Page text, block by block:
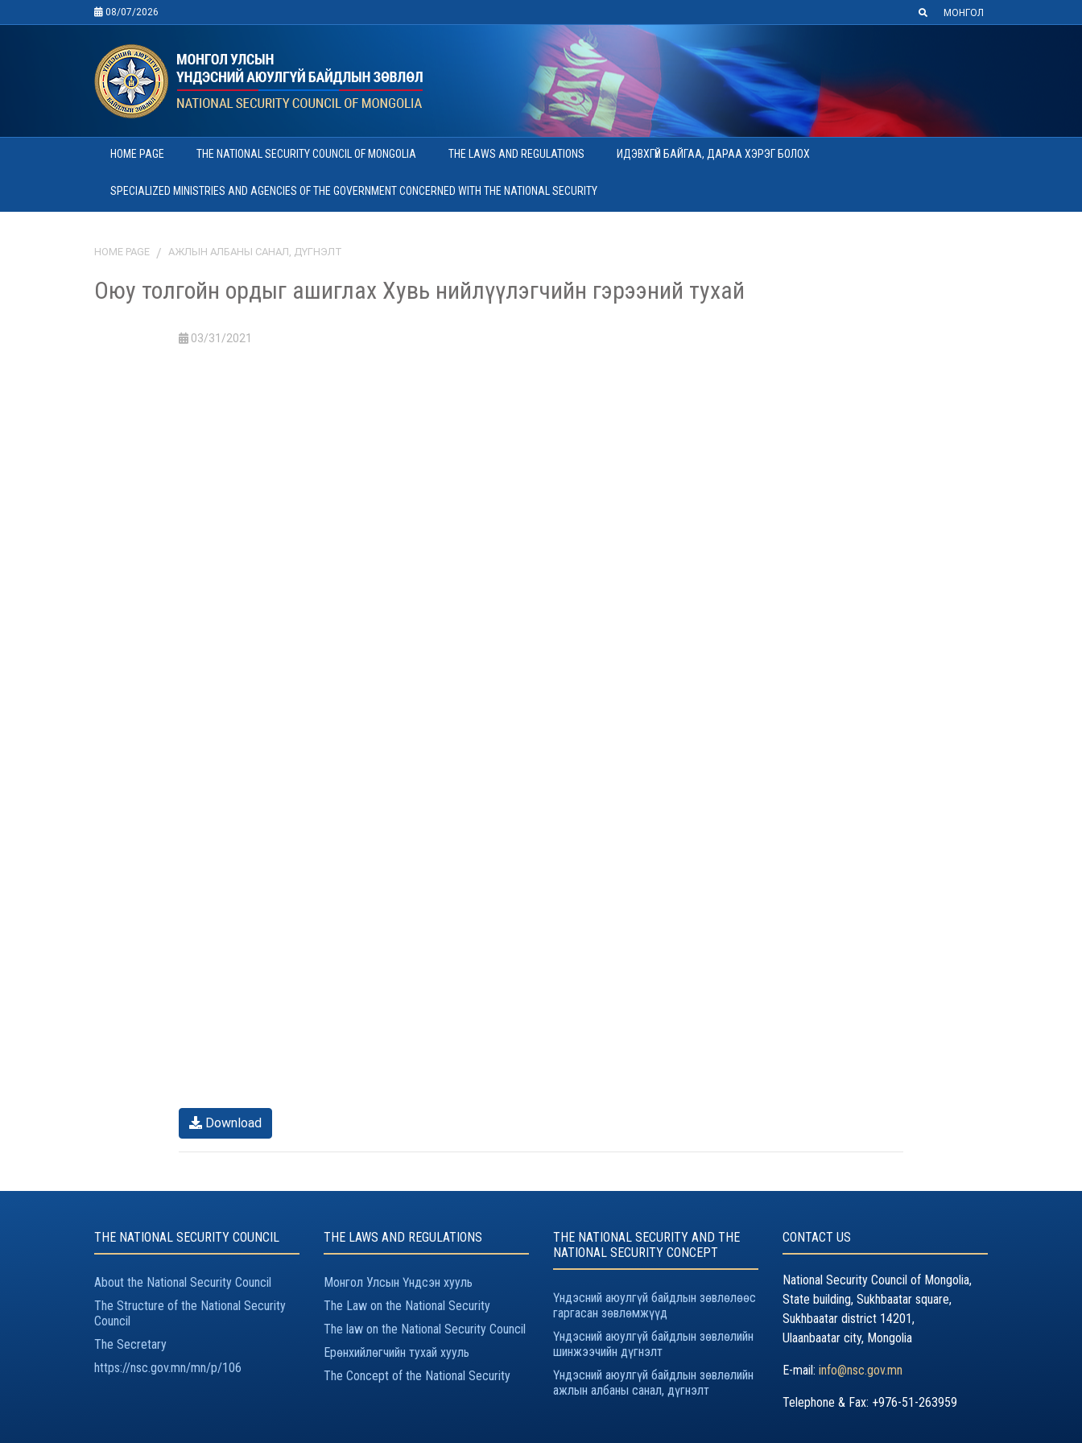
08/07/2026 МОНГОЛ
HOME PAGE THE NATIONAL SECURITY COUNCIL OF MONGOLIA THE LAWS AND REGULATIONS ИДЭВХГҮЙ БАЙГАА, ДАРАА ХЭРЭГ БОЛОХ
SPECIALIZED MINISTRIES AND AGENCIES OF THE GOVERNMENT CONCERNED WITH THE NATIONAL SECURITY
HOME PAGE АЖЛЫН АЛБАНЫ САНАЛ, ДҮГНЭЛТ
Оюу толгойн ордыг ашиглах Хувь нийлүүлэгчийн гэрээний тухай
03/31/2021
Download
THE NATIONAL SECURITY COUNCIL
About the National Security Council
The Structure of the National Security
Council
The Secretary
https://nsc.gov.mn/mn/p/106
THE LAWS AND REGULATIONS
Монгол Улсын Үндсэн хууль
The Law on the National Security
The law on the National Security Council
Ерөнхийлөгчийн тухай хууль
The Concept of the National Security
THE NATIONAL SECURITY AND THE
NATIONAL SECURITY CONCEPT
Үндэсний аюулгүй байдлын зөвлөлөөс
гаргасан зөвлөмжүүд
Үндэсний аюулгүй байдлын зөвлөлийн
шинжээчийн дүгнэлт
Үндэсний аюулгүй байдлын зөвлөлийн
ажлын албаны санал, дүгнэлт
CONTACT US
National Security Council of Mongolia,
State building, Sukhbaatar square,
Sukhbaatar district 14201,
Ulaanbaatar city, Mongolia
E-mail: info@nsc.gov.mn
Telephone & Fax: +976-51-263959